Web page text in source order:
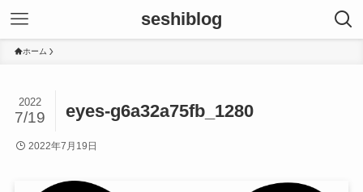
seshiblog
ホーム
eyes-g6a32a75fb_1280
2022
7/19
2022年7月19日